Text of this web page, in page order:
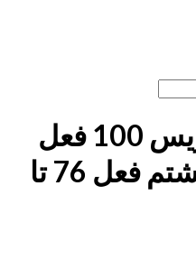
حفاظت شده: تدریس 100 فعل
کاربردی/ بخش هشتم فعل 76 تا